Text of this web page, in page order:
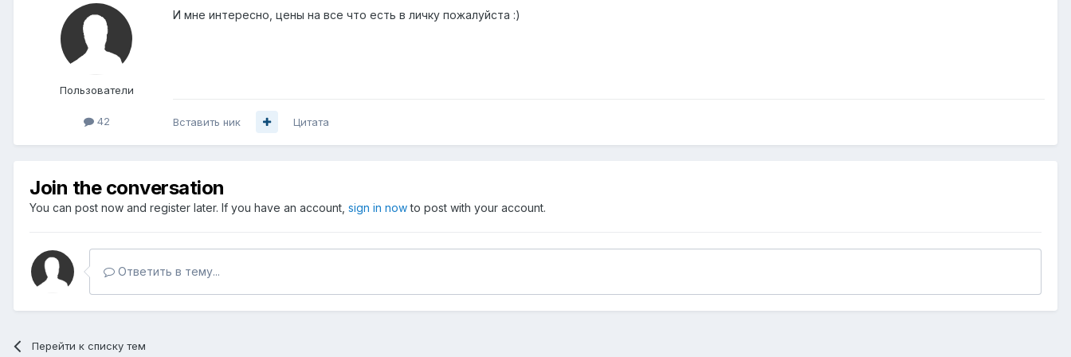
Пользователи
42
И мне интересно, цены на все что есть в личку пожалуйста :)
Вставить ник Цитата
Join the conversation
You can post now and register later. If you have an account, sign in nowto post with your account.
Ответить в тему...
Перейти к списку тем